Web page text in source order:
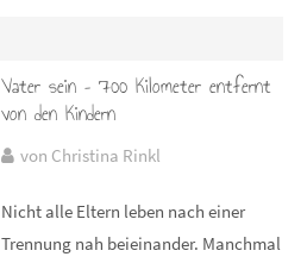
Vater sein – 700 Kilometer entfernt
von den Kindern
von Christina Rinkl
Nicht alle Eltern leben nach einer
Trennung nah beieinander. Manchmal